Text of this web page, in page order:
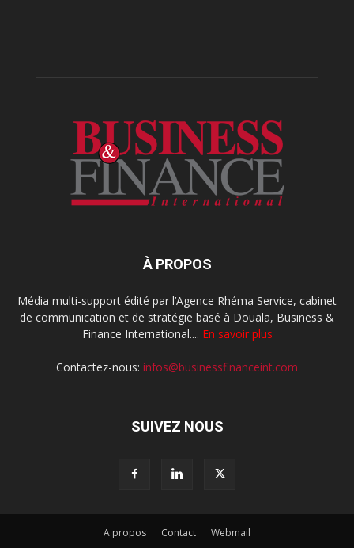
À PROPOS
Média multi-support édité par l’Agence Rhéma Service, cabinet
de communication et de stratégie basé à Douala, Business &
Finance International.... En savoir plus
Contactez-nous: infos@businessfinanceint.com
SUIVEZ NOUS
A propos Contact Webmail